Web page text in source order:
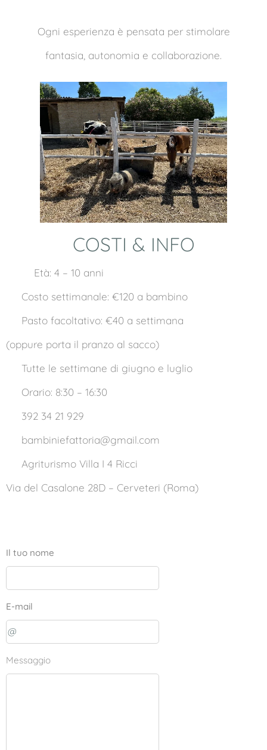
Ogni esperienza è pensata per stimolare
fantasia, autonomia e collaborazione.
COSTI & INFO
👧🧒 Età: 4 – 10 anni
💶 Costo settimanale: €120 a bambino
🍽 Pasto facoltativo: €40 a settimana
(oppure porta il pranzo al sacco)
📅 Tutte le settimane di giugno e luglio
⏰ Orario: 8:30 – 16:30
📞 392 34 21 929
📧 bambiniefattoria@gmail.com
📍 Agriturismo Villa I 4 Ricci
Via del Casalone 28D – Cerveteri (Roma)
Il tuo nome
E-mail
Messaggio